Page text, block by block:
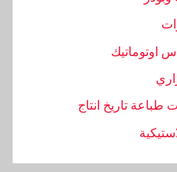
اوتوماتيك
طباعة تاريخ انتاج